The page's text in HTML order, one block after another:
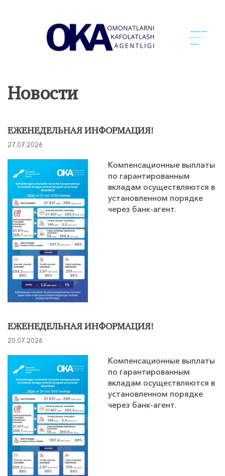
Новости
ЕЖЕНЕДЕЛЬНАЯ ИНФОРМАЦИЯ!
27.07.2026
Компенсационные выплаты
по гарантированным
вкладам осуществляются в
установленном порядке
через банк-агент.
ЕЖЕНЕДЕЛЬНАЯ ИНФОРМАЦИЯ!
20.07.2026
Компенсационные выплаты
по гарантированным
вкладам осуществляются в
установленном порядке
через банк-агент.